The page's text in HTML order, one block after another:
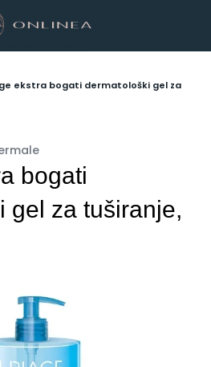
ekstra bogati dermatološki gel za
gel za tuširanje,